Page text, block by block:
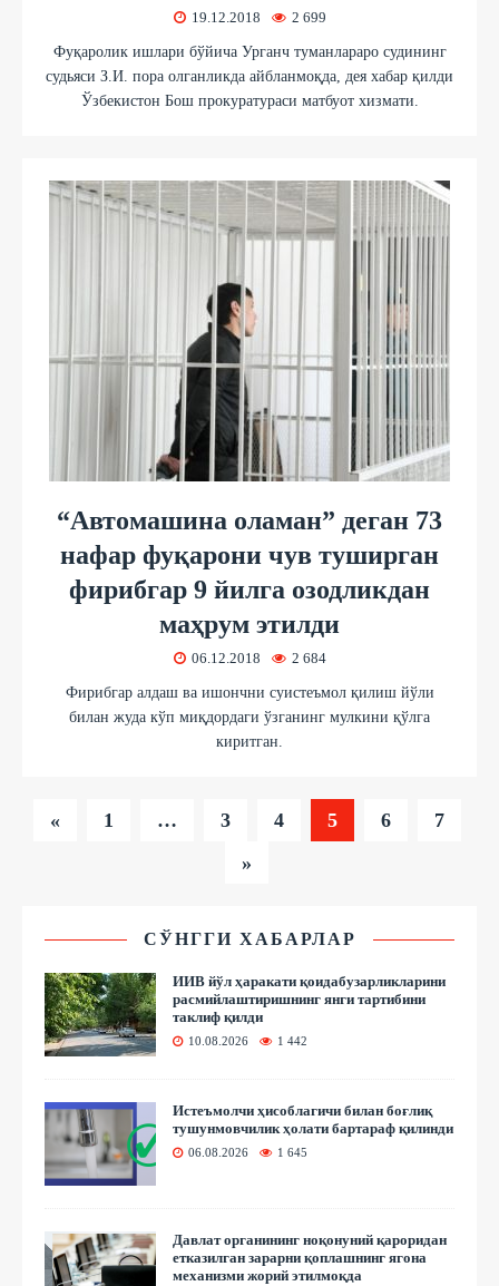
19.12.2018 2 699
Фуқаролик ишлари бўйича Урганч туманлараро судининг
судьяси З.И. пора олганликда айбланмоқда, дея хабар қилди
Ўзбекистон Бош прокуратураси матбуот хизмати.
“Автомашина оламан” деган 73
нафар фуқарони чув туширган
фирибгар 9 йилга озодликдан
маҳрум этилди
06.12.2018 2 684
Фирибгар алдаш ва ишончни суистеъмол қилиш йўли
билан жуда кўп миқдордаги ўзганинг мулкини қўлга
киритган.
« 1 … 3 4 5 6
7
»
СЎНГГИ ХАБАРЛАР
ИИВ йўл ҳаракати қоидабузарликларини
расмийлаштиришнинг янги тартибини
таклиф қилди
10.08.2026 1 442
Истеъмолчи ҳисоблагичи билан боғлиқ
тушунмовчилик ҳолати бартараф қилинди
06.08.2026 1 645
Давлат органининг ноқонуний қароридан
етказилган зарарни қоплашнинг ягона
механизми жорий этилмоқда